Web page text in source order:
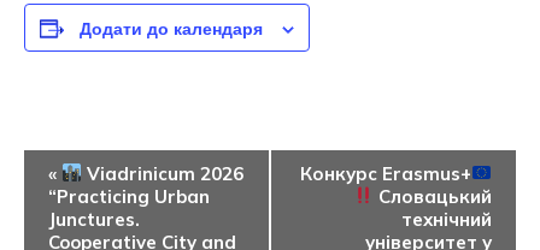
Додати до календаря
Подія
навігація
«
Viadrinicum 2026
“Practicing Urban
Junctures.
Cooperative City and
Конкурс Erasmus+
Словацький
технічний
університет у